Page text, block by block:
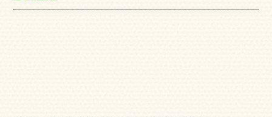
がやく笑顔の人たちがいっぱいの金ケ崎町で暮らしてみま